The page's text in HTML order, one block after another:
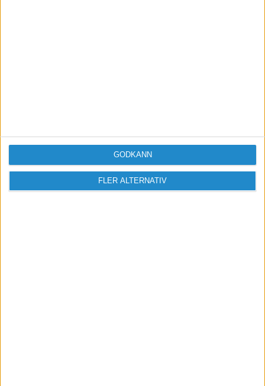
FLER ALTERNATIV
GODKÄNN
Anmäl dig till ett förbaskat bra nyhetsbrev